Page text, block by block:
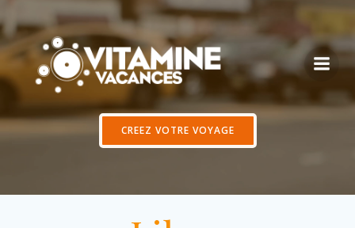
Aller
contenu
CREEZ VOTRE VOYAGE